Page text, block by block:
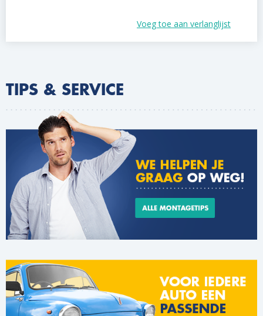
Voeg toe aan verlanglijst
TIPS & SERVICE